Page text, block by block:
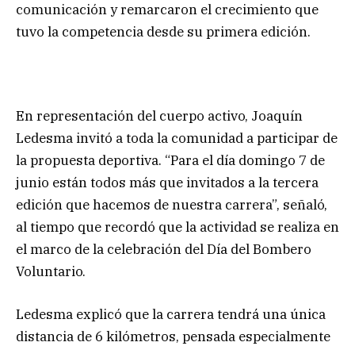
comunicación y remarcaron el crecimiento que
tuvo la competencia desde su primera edición.
En representación del cuerpo activo, Joaquín
Ledesma invitó a toda la comunidad a participar de
la propuesta deportiva. “Para el día domingo 7 de
junio están todos más que invitados a la tercera
edición que hacemos de nuestra carrera”, señaló,
al tiempo que recordó que la actividad se realiza en
el marco de la celebración del Día del Bombero
Voluntario.
Ledesma explicó que la carrera tendrá una única
distancia de 6 kilómetros, pensada especialmente